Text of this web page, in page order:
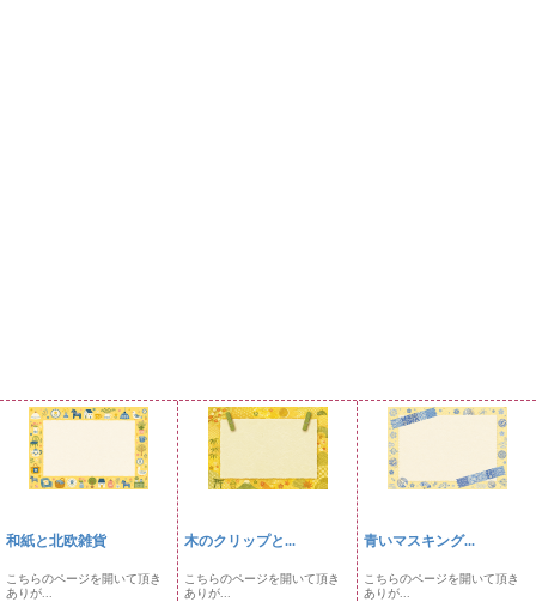
和紙と北欧雑貨
こちらのページを開いて頂き
ありが...
木のクリップと...
こちらのページを開いて頂き
ありが...
青いマスキング...
こちらのページを開いて頂き
ありが...